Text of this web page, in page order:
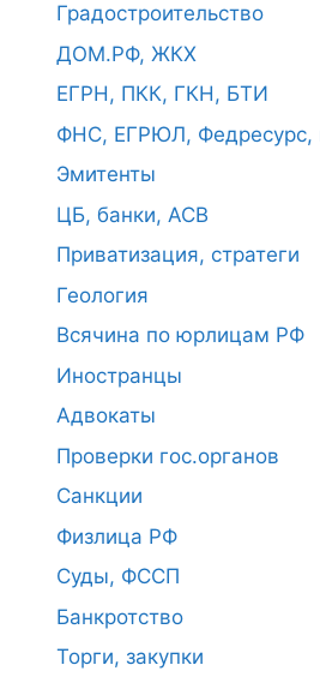
Градостроительство
ДОМ.РФ, ЖКХ
ЕГРН, ПКК, ГКН, БТИ
ФНС, ЕГРЮЛ, Федресурс,
Эмитенты
ЦБ, банки, АСВ
Приватизация, стратеги
Геология
Всячина по юрлицам РФ
Иностранцы
Адвокаты
Проверки гос.органов
Санкции
Физлица РФ
Суды, ФССП
Банкротство
Торги, закупки